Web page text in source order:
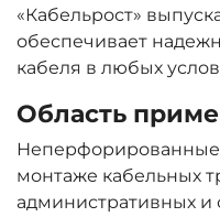
«Кабельрост»
обеспечивает
кабеля в любых
Область
монтаже кабельных
административных и